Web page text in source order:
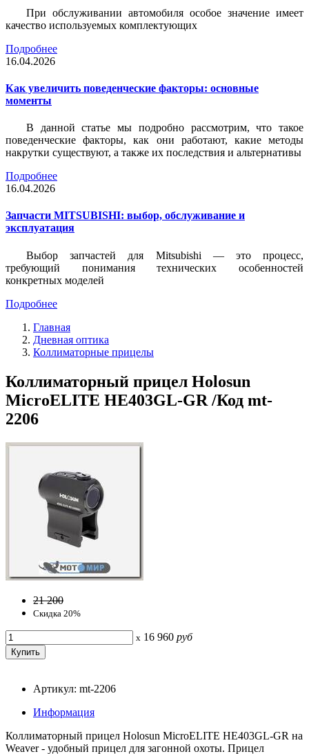
При обслуживании автомобиля особое значение имеет
качество используемых комплектующих
Подробнее
16.04.2026
Как увеличить поведенческие факторы: основные
моменты
В данной статье мы подробно рассмотрим, что такое
поведенческие факторы, как они работают, какие методы
накрутки существуют, а также их последствия и альтернативы
Подробнее
16.04.2026
Запчасти MITSUBISHI: выбор, обслуживание и
эксплуатация
Выбор запчастей для Mitsubishi — это процесс,
требующий понимания технических особенностей
конкретных моделей
Подробнее
Главная
Дневная оптика
Коллиматорные прицелы
Коллиматорный прицел Holosun
MicroELITE HE403GL-GR /Код mt-
2206
21 200
Скидка 20%
x 16 960 руб
Артикул: mt-2206
Информация
Коллиматорный прицел Holosun MicroELITE HE403GL-GR на
Weaver - удобный прицел для загонной охоты. Прицел